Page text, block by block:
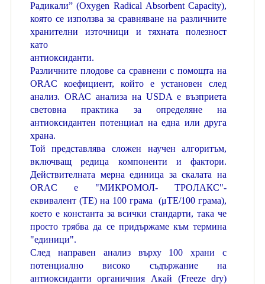
Радикали” (Oxygen Radical Absorbent Capacity),
която се използва за сравняване на различните
хранителни източници и тяхната полезност
като
антиоксиданти.
Различните плодове са сравнени с помощта на
ORAC коефициент, който е установен след
анализ. ОRАС анализа на USDA е възприета
световна практика за определяне на
антиоксидантен потенциал на една или друга
храна.
Той представлява сложен научен алгоритъм,
включващ редица компоненти и фактори.
Действителната мерна единица за скалата на
ORAC е "МИКРОМОЛ- ТРOЛАКС"-
еквивалент (ТЕ) на 100 грама (μTE/100 грама),
което е константа за всички стандарти, така че
просто трябва да се придържаме към термина
"единици".
След направен анализ върху 100 храни с
потенциално високо съдържание на
антиоксиданти органичния Акай (Freeze dry)